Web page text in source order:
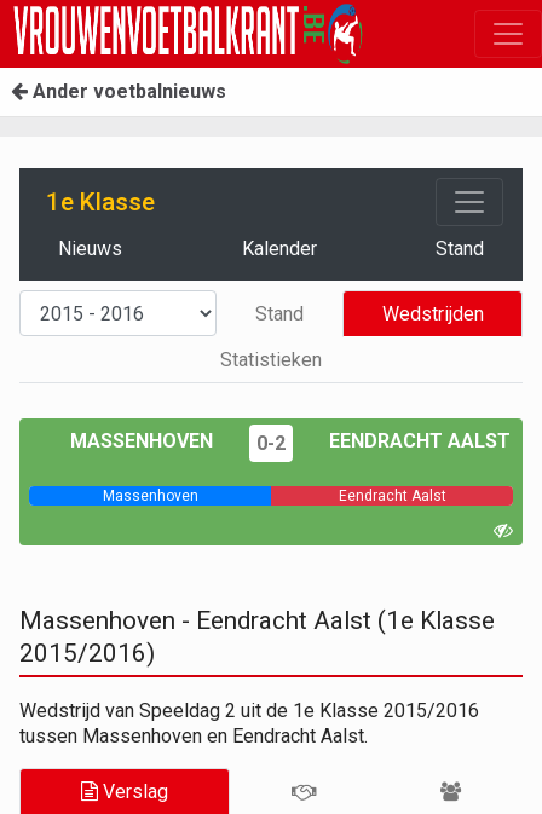
Ander voetbalnieuws
1e Klasse
Nieuws Kalender Stand
Stand
Wedstrijden
Statistieken
MASSENHOVEN 0-2 EENDRACHT AALST
Massenhoven Eendracht Aalst
Massenhoven - Eendracht Aalst (1e Klasse
2015/2016)
Wedstrijd van Speeldag 2 uit de 1e Klasse 2015/2016
tussen Massenhoven en Eendracht Aalst.
Verslag